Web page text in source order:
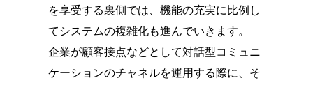
を享受する裏側では、機能の充実に比例し
てシステムの複雑化も進んでいきます。
企業が顧客接点などとして対話型コミュニ
ケーションのチャネルを運用する際に、そ